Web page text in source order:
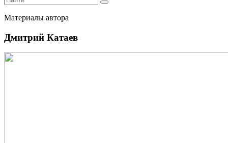
Материалы автора
Дмитрий Катаев